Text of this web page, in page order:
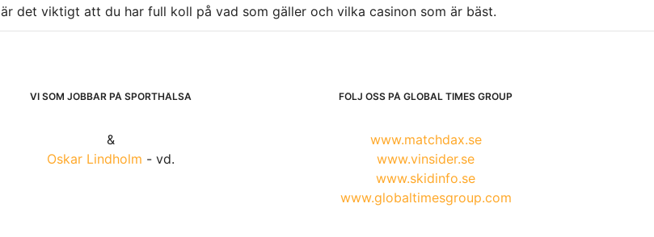
är det viktigt att du har full koll på vad som gäller och vilka casinon som är bäst.
VI SOM JOBBAR PÅ SPORTHÄLSA
&
Oskar Lindholm - vd.
FÖLJ OSS PÅ GLOBAL TIMES GROUP
www.matchdax.se
www.vinsider.se
www.skidinfo.se
www.globaltimesgroup.com